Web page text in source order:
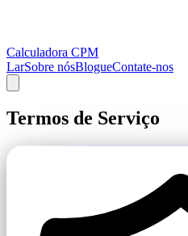
Calculadora CPM
LarSobre nósBlogueContate-nos
Termos de Serviço